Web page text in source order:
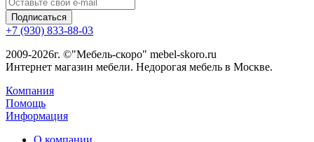
+7 (930) 833-88-03
2009-2026г. ©"Мебель-скоро" mebel-skoro.ru
Интернет магазин мебели. Недорогая мебель в Москве.
Компания
Помощь
Информация
О компании